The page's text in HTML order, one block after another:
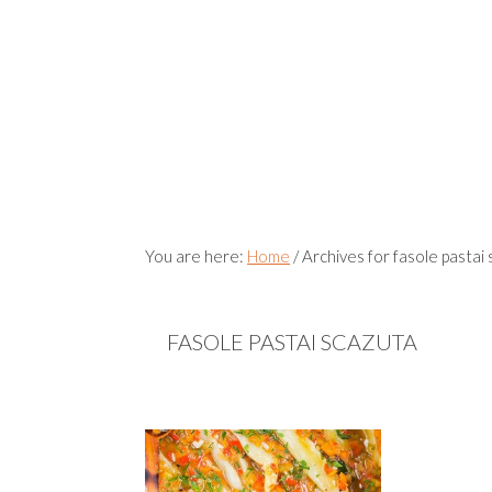
You are here: Home /Archives for fasole pastai
FASOLE PASTAI SCAZUTA